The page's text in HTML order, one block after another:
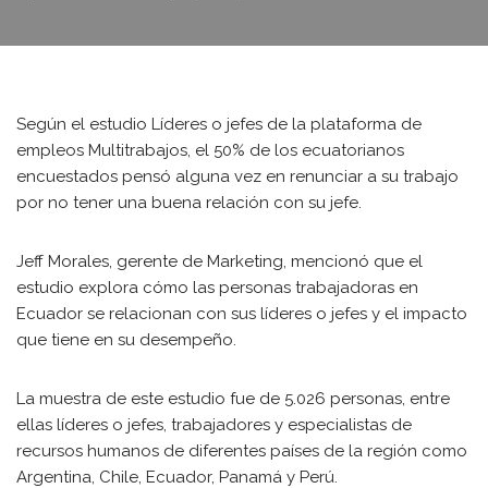
Según el estudio Líderes o jefes de la plataforma de
empleos Multitrabajos, el 50% de los ecuatorianos
encuestados pensó alguna vez en renunciar a su trabajo
por no tener una buena relación con su jefe.
Jeff Morales, gerente de Marketing, mencionó que el
estudio explora cómo las personas trabajadoras en
Ecuador se relacionan con sus líderes o jefes y el impacto
que tiene en su desempeño.
La muestra de este estudio fue de 5.026 personas, entre
ellas líderes o jefes, trabajadores y especialistas de
recursos humanos de diferentes países de la región como
Argentina, Chile, Ecuador, Panamá y Perú.